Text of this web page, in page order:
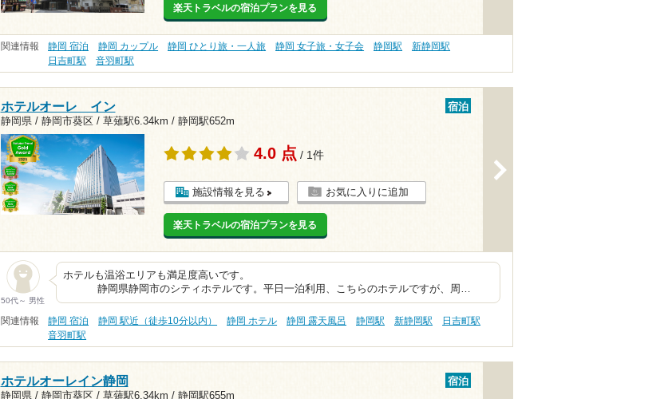
楽天トラベルの宿泊プランを見る
関連情報 静岡 宿泊 静岡 カップル 静岡 ひとり旅・一人旅 静岡 女子旅・女子会 静岡駅
新静岡駅
日吉町駅
音羽町駅
ホテルオーレ イン
静岡県 / 静岡市葵区 / 草薙駅6.34km / 静岡駅652m
宿泊
4.0 点 / 1件
施設情報を見る お気に入りに追加
楽天トラベルの宿泊プランを見る
50代～ 男性
ホテルも温浴エリアも満足度高いです。
静岡県静岡市のシティホテルです。平日一泊利用、こちらのホテルですが、周…
関連情報 静岡 宿泊 静岡 駅近（徒歩10分以内） 静岡 ホテル 静岡 露天風呂 静岡駅 新静岡駅
日吉町駅
音羽町駅
ホテルオーレイン静岡
静岡県 / 静岡市葵区 / 草薙駅6.34km / 静岡駅655m
宿泊